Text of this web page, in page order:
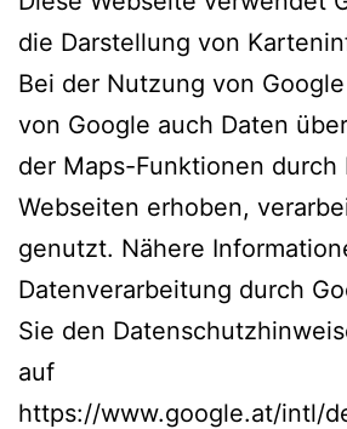
die Darstellung von
Bei der Nutzung von
von Google auch Daten
der Maps-Funktionen durch
Webseiten erhoben,
genutzt. Nähere
Datenverarbeitung durch
Sie den
auf
https://www.google.at/intl/